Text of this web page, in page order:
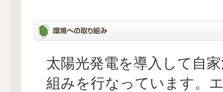
太陽光発電を導入して自
組みを行なっています。